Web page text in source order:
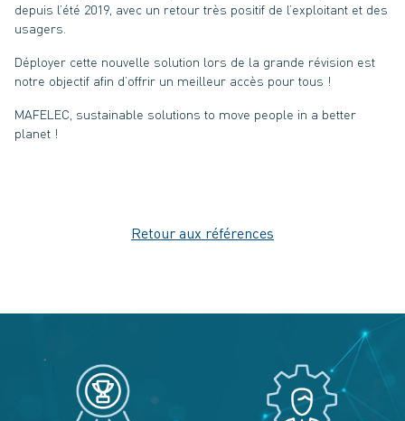
depuis l’été 2019, avec un retour très positif de l’exploitant et des
usagers.
Déployer cette nouvelle solution lors de la grande révision est
notre objectif afin d’offrir un meilleur accès pour tous !
MAFELEC, sustainable solutions to move people in a better
planet !
Retour aux références